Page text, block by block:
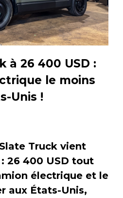
à 26 400 USD :
le moins
Unis !
Truck vient
26 400 USD tout
électrique et le
aux États-Unis,